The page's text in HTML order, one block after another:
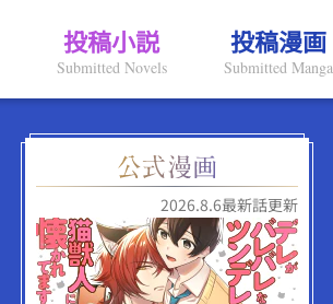
投稿小説
Submitted Novels
投稿漫画
Submitted Manga
2026.8.6最新話更新